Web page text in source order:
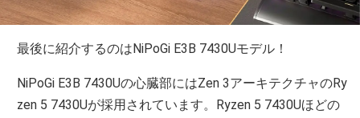
最後に紹介するのはNiPoGi E3B 7430Uモデル！
NiPoGi E3B 7430Uの心臓部にはZen 3アーキテクチャのRy
zen 5 7430Uが採用されています。Ryzen 5 7430Uほどの